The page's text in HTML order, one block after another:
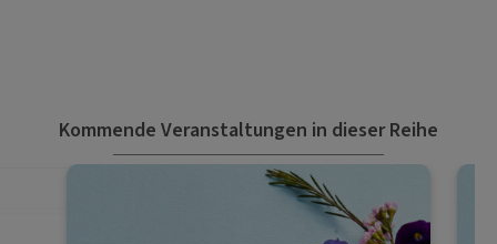
Kommende Veranstaltungen in dieser Reihe